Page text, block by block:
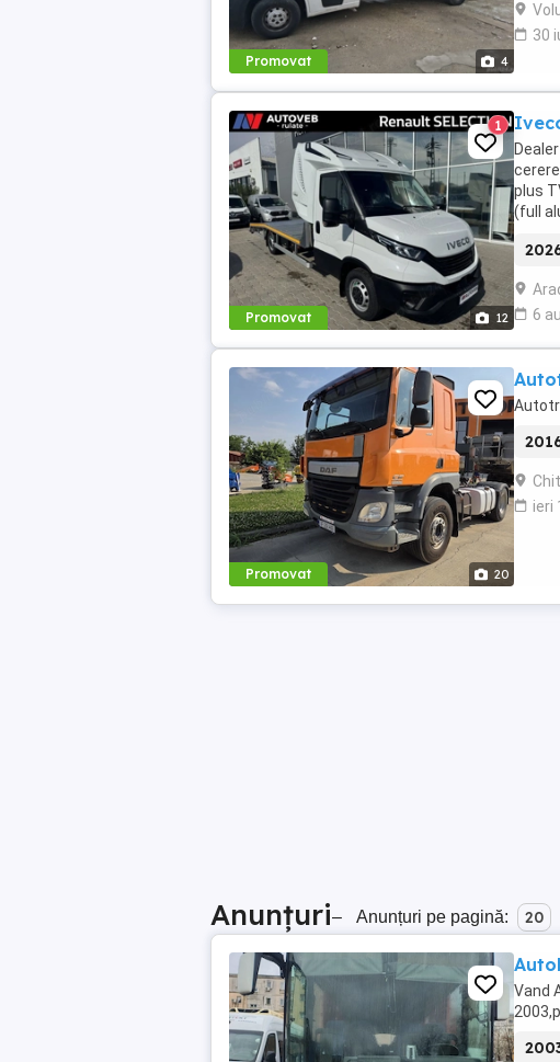
Promovat 4
30
Promovat 12
1
plus
(full
6
Promovat 20
ieri
Anunțuri– Anunțuri pe pagină: 20
Vand